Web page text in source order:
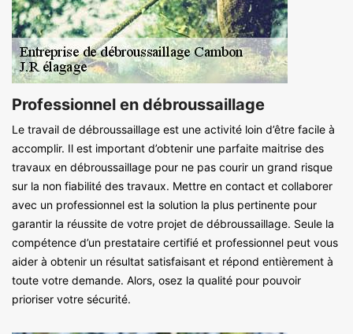
Professionnel en débroussaillage
Le travail de débroussaillage est une activité loin d’être facile à
accomplir. Il est important d’obtenir une parfaite maitrise des
travaux en débroussaillage pour ne pas courir un grand risque
sur la non fiabilité des travaux. Mettre en contact et collaborer
avec un professionnel est la solution la plus pertinente pour
garantir la réussite de votre projet de débroussaillage. Seule la
compétence d’un prestataire certifié et professionnel peut vous
aider à obtenir un résultat satisfaisant et répond entièrement à
toute votre demande. Alors, osez la qualité pour pouvoir
prioriser votre sécurité.